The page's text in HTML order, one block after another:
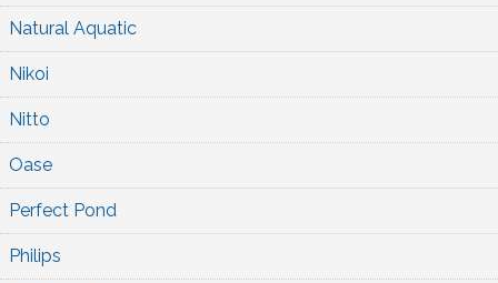
Natural Aquatic
Nikoi
Nitto
Oase
Perfect Pond
Philips